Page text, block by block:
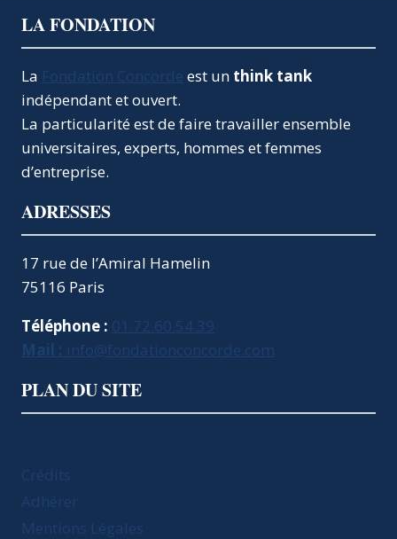
LA FONDATION
La Fondation Concorde est un think tank
indépendant et ouvert.
La particularité est de faire travailler ensemble
universitaires, experts, hommes et femmes
d’entreprise.
ADRESSES
17 rue de l’Amiral Hamelin
75116 Paris
Téléphone : 01.72.60.54.39
Mail : info@fondationconcorde.com
PLAN DU SITE
Crédits
Adhérer
Mentions Légales